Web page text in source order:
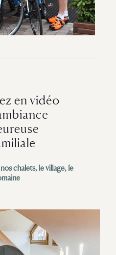
en vidéo
chalets, le village, le